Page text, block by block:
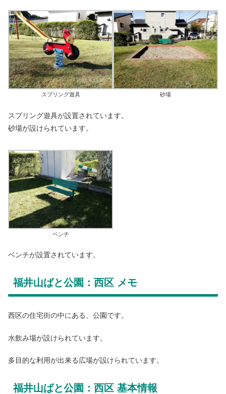
スプリング遊具 砂場
スプリング遊具が設置されています。
砂場が設けられています。
ベンチ
ベンチが設置されています。
福井山ばと公園：西区 メモ
西区の住宅街の中にある、公園です。
水飲み場が設けられています。
多目的な利用が出来る広場が設けられています。
福井山ばと公園：西区 基本情報